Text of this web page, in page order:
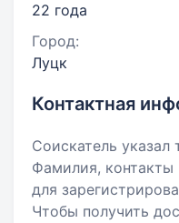
22 года
Город:
Луцк
Контактная
Соискатель указал
Фамилия, контакты
для
Чтобы получить